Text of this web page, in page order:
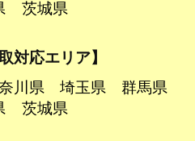
茨城県
対応エリア】
川県 埼玉県
群馬県
茨城県